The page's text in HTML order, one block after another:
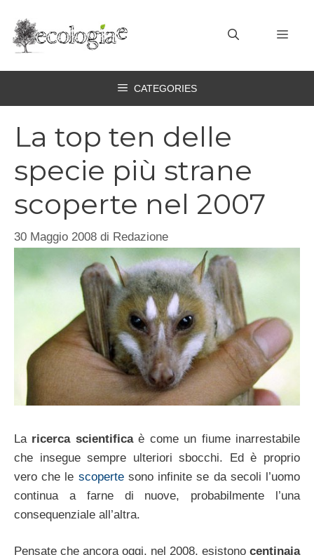
contenuto
CATEGORIES
La top ten delle
specie più strane
scoperte nel 2007
30 Maggio 2008 di Redazione
La ricerca scientificaè come un fiume inarrestabile
che insegue sempre ulteriori sbocchi. Ed è proprio
vero che le scopertesono infinite se da secoli l’uomo
continua a farne di nuove, probabilmente l’una
consequenziale all’altra.
Pensate che ancora oggi, nel 2008, esistono centinaia